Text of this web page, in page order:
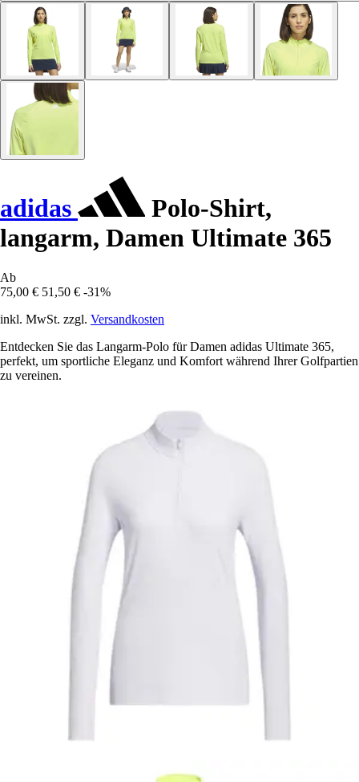
adidas
Polo-Shirt,
langarm, Damen Ultimate 365
Ab
75,00 € 51,50 € -31%
inkl. MwSt. zzgl. Versandkosten
Entdecken Sie das Langarm-Polo für Damen adidas Ultimate 365,
perfekt, um sportliche Eleganz und Komfort während Ihrer Golfpartien
zu vereinen.